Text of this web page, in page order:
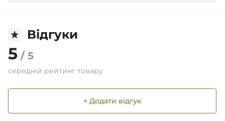
Відгуки
5 / 5
середній рейтинг товару
+ Додати відгук